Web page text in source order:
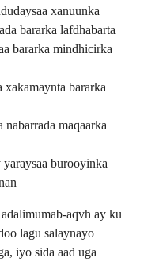
xanuunka
bararka lafdhabarta
bararka mindhicirka
xakamaynta bararka
maqaarka
yaraysaa burooyinka
aqvh ay ku
lagu salaynayo
iyo sida aad uga